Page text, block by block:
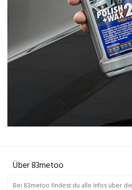
Über 83metoo
Bei 83metoo findest du alle Infos über